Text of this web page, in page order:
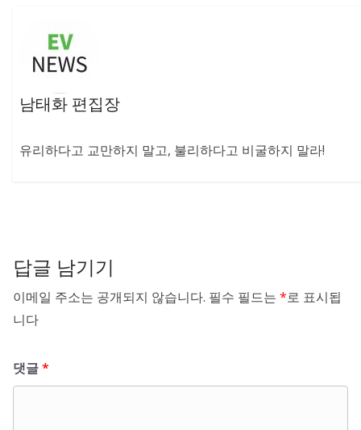
남태화 편집장
유리하다고 교만하지 말고, 불리하다고 비굴하지 말라!
답글 남기기
이메일 주소는 공개되지 않습니다. 필수 필드는 *로 표시됩
니다
댓글*